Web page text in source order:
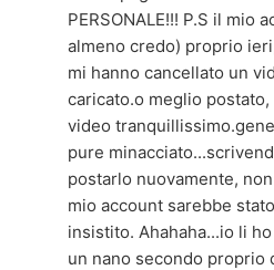
PERSONALE!!! P.S il mio
almeno credo) proprio
mi hanno cancellato un
caricato.o meglio
video
pure
postarlo nuovamente,
mio account sarebbe
insistito. Ahahaha...io li
un nano secondo proprio